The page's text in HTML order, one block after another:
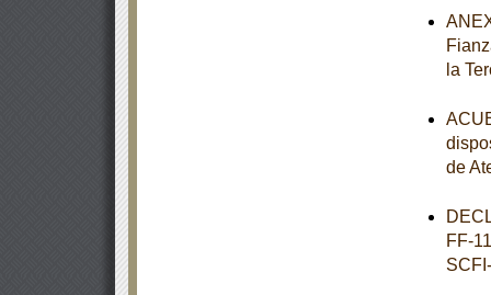
la
de
FF-